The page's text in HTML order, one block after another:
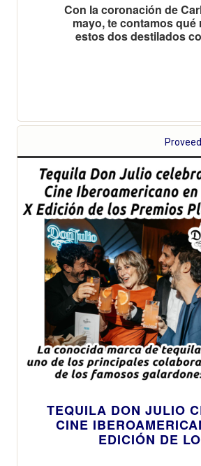
Con la coronación de
mayo, te contamos qué
estos dos destilados
TEQUILA DON JULIO
CINE
EDICIÓN DE